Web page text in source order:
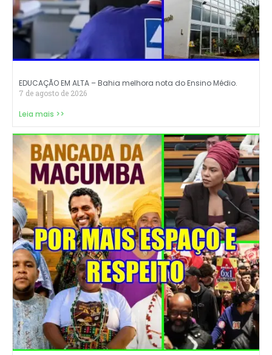
EDUCAÇÃO EM ALTA – Bahia melhora nota do Ensino Médio.
7 de agosto de 2026
Leia mais >>